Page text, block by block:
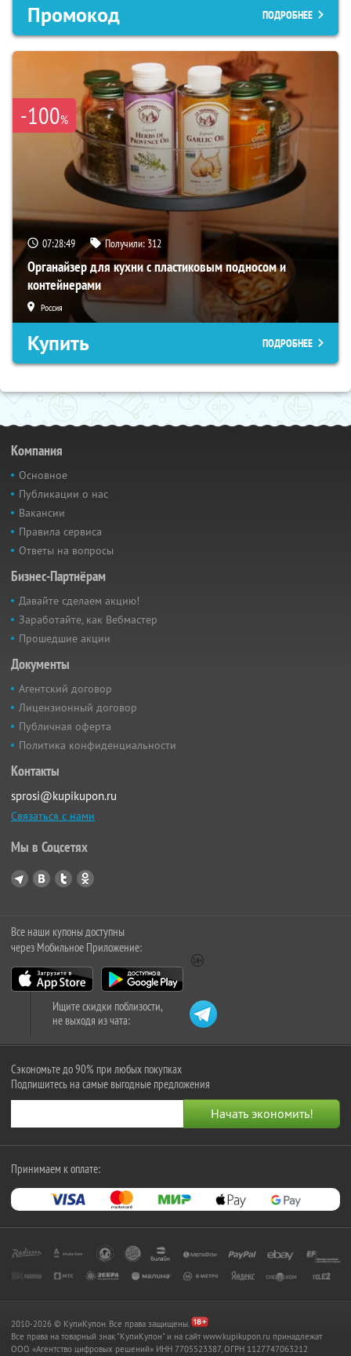
Промокод ПОДРОБНЕЕ
-100%
07:28:48 Получили: 312
Органайзер для кухни с пластиковым подносом и
контейнерами
Россия
Купить ПОДРОБНЕЕ
Компания
Основное
Публикации о нас
Вакансии
Правила сервиса
Ответы на вопросы
Бизнес-Партнёрам
Давайте сделаем акцию!
Заработайте, как Вебмастер
Прошедшие акции
Документы
Агентский договор
Лицензионный договор
Публичная оферта
Политика конфиденциальности
Контакты
sprosi@kupikupon.ru
Связаться с нами
Мы в Соцсетях
Все наши купоны доступны
через Мобильное Приложение:
Ищите скидки поблизости,
не выходя из чата:
Сэкономьте до 90% при любых покупках
Подпишитесь на самые выгодные предложения
Принимаем к оплате:
2010-2026 © КупиКупон. Все права защищены.
Все права на товарный знак "КупиКупон" и на сайт www.kupikupon.ru принадлежат
OOO «Агентство цифровых решений» ИНН 7705523387, ОГРН 1127747063212